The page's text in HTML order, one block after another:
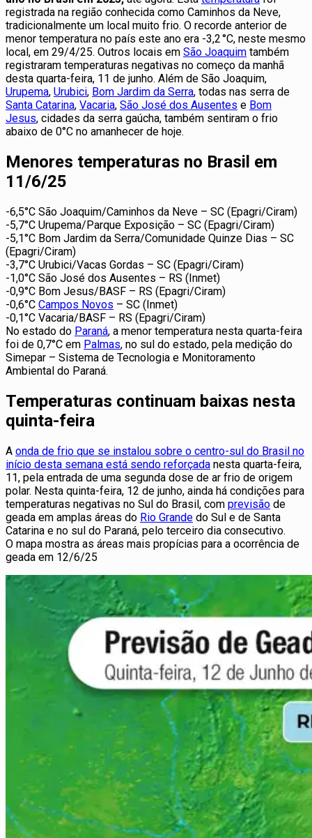
registrada na região conhecida como Caminhos da Neve,
tradicionalmente um local muito frio. O recorde anterior de
menor temperatura no país este ano era -3,2 °C, neste mesmo
local, em 29/4/25. Outros locais em São Joaquim também
registraram temperaturas negativas no começo da manhã
desta quarta-feira, 11 de junho. Além de São Joaquim,
Urupema, Urubici, Bom Jardim da Serra, todas nas serra de
Santa Catarina, Vacaria, São José dos Ausentes e Bom
Jesus, cidades da serra gaúcha, também sentiram o frio
abaixo de 0°C no amanhecer de hoje.
Menores temperaturas no Brasil em
11/6/25
-6,5°C São Joaquim/Caminhos da Neve – SC (Epagri/Ciram)
-5,7°C Urupema/Parque Exposição – SC (Epagri/Ciram)
-5,1°C Bom Jardim da Serra/Comunidade Quinze Dias – SC
(Epagri/Ciram)
-3,7°C Urubici/Vacas Gordas – SC (Epagri/Ciram)
-1,0°C São José dos Ausentes – RS (Inmet)
-0,9°C Bom Jesus/BASF – RS (Epagri/Ciram)
-0,6°C Campos Novos – SC (Inmet)
-0,1°C Vacaria/BASF – RS (Epagri/Ciram)
No estado do Paraná, a menor temperatura nesta quarta-feira
foi de 0,7°C em Palmas, no sul do estado, pela medição do
Simepar – Sistema de Tecnologia e Monitoramento
Ambiental do Paraná.
Temperaturas continuam baixas nesta
quinta-feira
A onda de frio que se instalou sobre o centro-sul do Brasil no
início desta semana está sendo reforçada nesta quarta-feira,
11, pela entrada de uma segunda dose de ar frio de origem
polar. Nesta quinta-feira, 12 de junho, ainda há condições para
temperaturas negativas no Sul do Brasil, com previsão de
geada em amplas áreas do Rio Grande do Sul e de Santa
Catarina e no sul do Paraná, pelo terceiro dia consecutivo.
O mapa mostra as áreas mais propícias para a ocorrência de
geada em 12/6/25